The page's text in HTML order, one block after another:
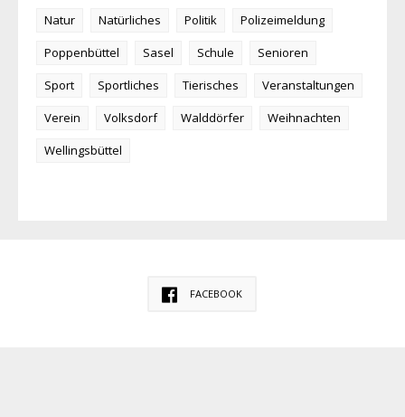
Natur
Natürliches Politik
Polizeimeldung
Poppenbüttel
Sasel Schule
Senioren
Sport
Sportliches Tierisches
Veranstaltungen
Verein
Volksdorf Walddörfer
Weihnachten
Wellingsbüttel
FACEBOOK